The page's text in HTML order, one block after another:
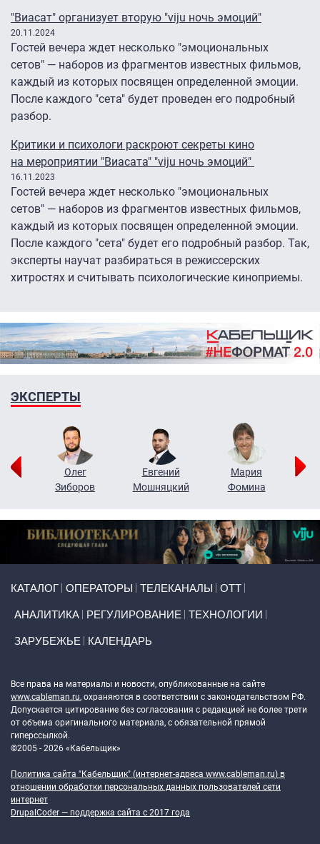
"Виасат" организует вторую "viju ночь эмоций"
20.11.2024
Гостей вечера ждет несколько "эмоциональных
сетов" — наборов из фрагментов известных фильмов,
каждый из которых посвящен определенной эмоции.
После каждого "сета" будет проведен его подробный
разбор.
Критики и психологи раскроют секреты кино
на мероприятии "Виасата" "viju ночь эмоций"
16.11.2023
Гостей вечера ждет несколько "эмоциональных
сетов" — наборов из фрагментов известных фильмов,
каждый из которых посвящен определенной эмоции.
После каждого "сета" будет его подробный разбор. Так,
эксперты научат разбираться в режиссерских
хитростях и считывать психологические киноприемы.
ЭКСПЕРТЫ
Олег
Зиборов
Евгений
Мошняцкий
Мария
Фомина
КАТАЛОГ ОПЕРАТОРЫ ТЕЛЕКАНАЛЫ ОТТ
АНАЛИТИКА РЕГУЛИРОВАНИЕ ТЕХНОЛОГИИ
ЗАРУБЕЖЬЕ КАЛЕНДАРЬ
Все права на материалы и новости, опубликованные на сайте
www.cableman.ru, охраняются в соответствии с законодательством РФ.
Допускается цитирование без согласования с редакцией не более трети
от объема оригинального материала, с обязательной прямой
гиперссылкой.
©2005 - 2026 «Кабельщик»
Политика сайта "Кабельщик" (интернет-адреса www.cableman.ru) в
отношении обработки персональных данных пользователей сети
интернет
DrupalCoder — поддержка сайта c 2017 года